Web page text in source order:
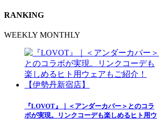
RANKING
WEEKLY MONTHLY
『LOVOT』｜＜アンダーカバー＞とのコラ
ボが実現。リンクコーデも楽しめるヒト用ウ